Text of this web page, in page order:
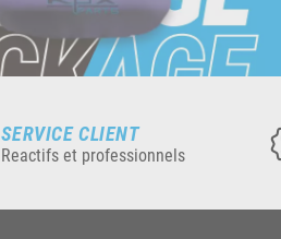
SERVICE CLIENT
Reactifs et professionnels